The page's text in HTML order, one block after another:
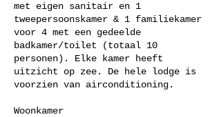
met eigen sanitair en 1
tweepersoonskamer & 1 familiekamer
voor 4 met een gedeelde
badkamer/toilet (totaal 10
personen). Elke kamer heeft
uitzicht op zee. De hele lodge is
voorzien van airconditioning.
Woonkamer